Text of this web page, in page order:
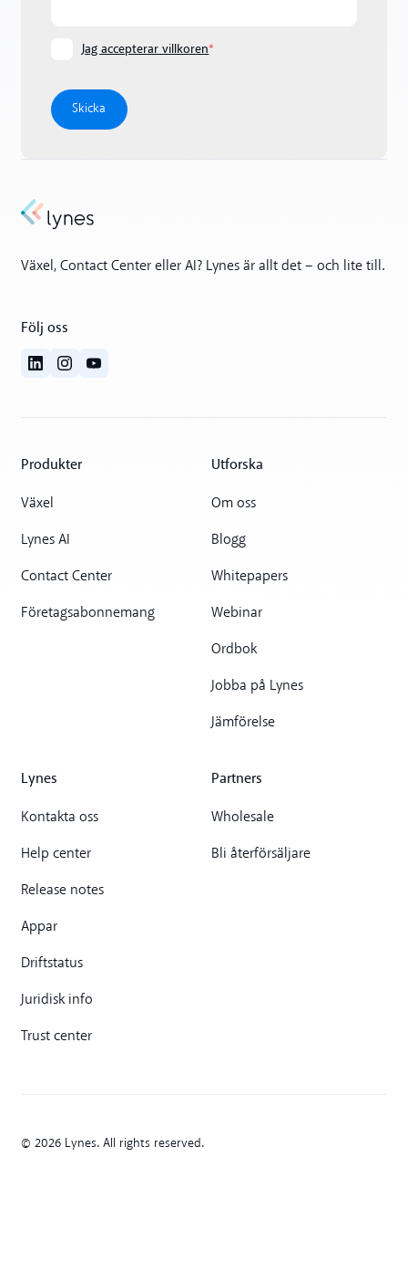
Jag accepterar villkoren*
Växel, Contact Center eller AI? Lynes är allt det – och lite till.
Följ oss
Produkter
Växel
Lynes AI
Contact Center
Företagsabonnemang
Utforska
Om oss
Blogg
Whitepapers
Webinar
Ordbok
Jobba på Lynes
Jämförelse
Lynes
Kontakta oss
Help center
Release notes
Appar
Driftstatus
Juridisk info
Trust center
Partners
Wholesale
Bli återförsäljare
© 2026 Lynes. All rights reserved.